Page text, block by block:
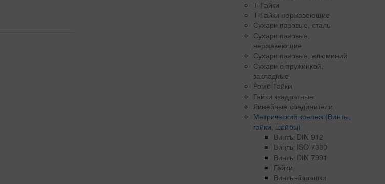
Т-Гайки
Т-Гайки нержавеющие
Сухари пазовые, сталь
Сухари пазовые,
нержавеющие
Сухари пазовые, алюминий
Сухари с пружинкой,
закладные
Ромб-Гайки
Гайки квадратные
Линейные соединители
Метрический крепеж (Винты,
гайки, шайбы)
Винты DIN 912
Винты ISO 7380
Винты DIN 7991
Гайки
Винты-барашки